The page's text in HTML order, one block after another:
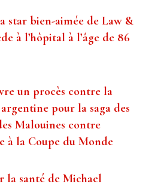
star bien-aimée de Law &
à l’hôpital à l’âge de 86
un procès contre la
pour la saga des
Malouines contre
à la Coupe du Monde
la santé de Michael